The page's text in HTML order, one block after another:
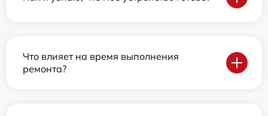
Что влияет на время выполнения
ремонта?